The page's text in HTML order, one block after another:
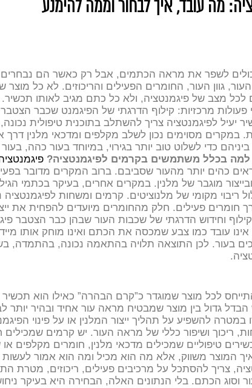
מה עובד, איך לבחור וממה להימנע
לשפר את מראה הכתמים, אבל רק כאשר הם נבחרים
גוון העור, החומרים הפעילים והריכוזים. לא כל מוצר
מצב של פיגמנטציה, ולא כל כתם מגיב לאותו תכשיר.
מרכזיות: קילוף הדרגתי של הפיגמנט שכבר
יעיל לפיגמנטציה צריך להשתלב בתוכנית טיפולית
במקרים מסוימים נכון לשלב מקלפים ומדכאי מלנין דרך
כדי לשלוט טוב יותר בגירוי, במיוחד בעור כהה, בעור
למה בכלל משתמשים בקרמים לפיגמנטציה?
כהים יותר מהעור שסביבם. ברוב המקרים מדובר
מוגבר של מלנין. במקרים אחרים, בעיקר בכתמי
ריבוי מקומי של מלנוציטים. קרמים ומשחות לפיגמנטציה
פעילים. חלק מהחומרים מיועדים להפחית את
וחידוש הדרגתי של שכבות העור שבהן כבר הצטבר
עובד כמו צבע שמכסה את הכתם ואינו מוחק אותו
בעור. לכן התוצאה תלויה בהתאמה נכונה, בהתמדה,
לכל מוצר שמוגדר כ”קרם הבהרה” כאילו הוא תכשיר
גדול בין מוצר שמבטיח מראה עור אחיד ובהיר יותר
להשפיע על תהליך ייצור המלנין או על פינוי
ריכוך ושיפור כללי של מראה העור. יש קרמים שמכילים
טיפוליים שמכילים מדכאי מלנין, חומרים מקלפים או
המוצר משווק, אלא מה הוא מכיל ומה הוא אמור לעשות
צריך להסתכל על מרכיבים פעילים, ריכוזים, מטרת
וסוג הכתם. בלי הנתונים האלה, הבחירה היא בעיקר